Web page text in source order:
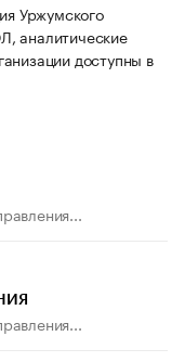
Уржумского
аналитические
доступны в